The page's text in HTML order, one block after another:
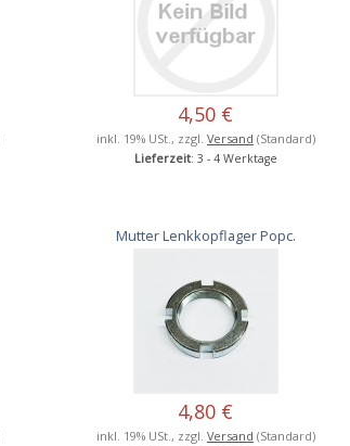
4,50 €
inkl. 19% USt., zzgl. Versand (Standard)
Lieferzeit: 3 - 4 Werktage
Mutter Lenkkopflager Popc.
4,80 €
inkl. 19% USt., zzgl. Versand (Standard)